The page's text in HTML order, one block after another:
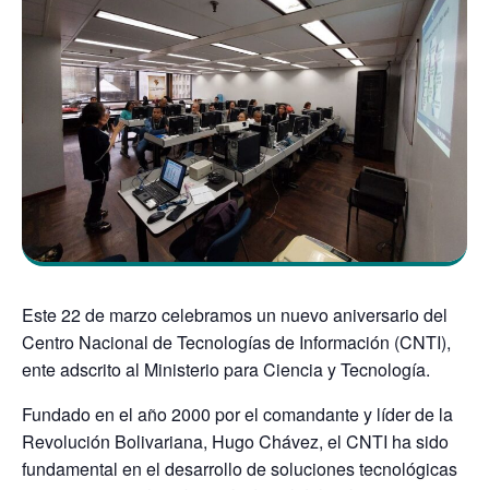
Este 22 de marzo celebramos un nuevo aniversario del
Centro Nacional de Tecnologías de Información (CNTI),
ente adscrito al Ministerio para Ciencia y Tecnología.
Fundado en el año 2000 por el comandante y líder de la
Revolución Bolivariana, Hugo Chávez, el CNTI ha sido
fundamental en el desarrollo de soluciones tecnológicas